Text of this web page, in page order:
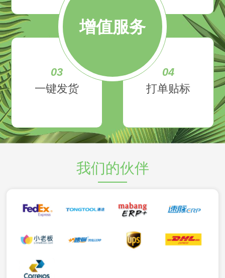
增值服务
03
一键发货
04
打单贴标
我们的伙伴